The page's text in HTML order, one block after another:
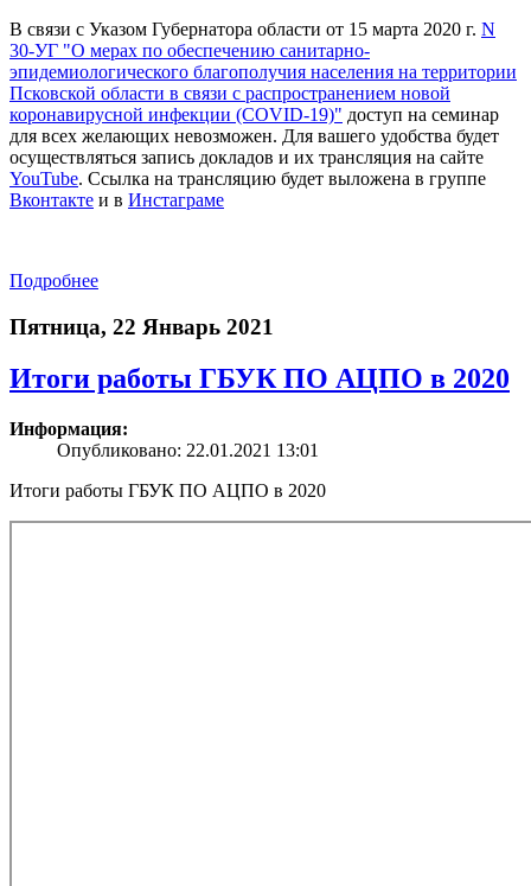
В связи с Указом Губернатора области от 15 марта 2020 г. N
30-УГ "О мерах по обеспечению санитарно-
эпидемиологического благополучия населения на территории
Псковской области в связи с распространением новой
коронавирусной инфекции (COVID-19)" доступ на семинар
для всех желающих невозможен. Для вашего удобства будет
осуществляться запись докладов и их трансляция на сайте
YouTube. Ссылка на трансляцию будет выложена в группе
Вконтакте и в Инстаграме
Подробнее
Пятница, 22 Январь 2021
Итоги работы ГБУК ПО АЦПО в 2020
Информация:
Опубликовано: 22.01.2021 13:01
Итоги работы ГБУК ПО АЦПО в 2020